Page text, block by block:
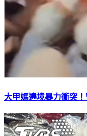
大甲媽遶境暴力衝突